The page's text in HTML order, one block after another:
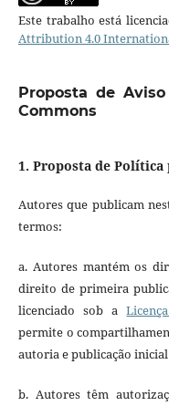
Este trabalho está
Attribution 4.0
Proposta de
Commons
1. Proposta de Política
Autores que publicam
termos:
a. Autores mantém os
direito de primeira
licenciado sob a
permite o
autoria e publicação
b. Autores têm